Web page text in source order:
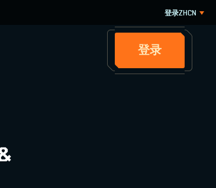
登录ZHCN
登录